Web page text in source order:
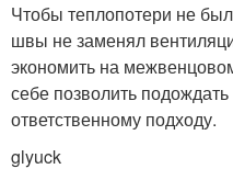
Чтобы теплопотери не
швы не заменял
экономить на
себе позволить подождать
ответственному подходу.
glyuck